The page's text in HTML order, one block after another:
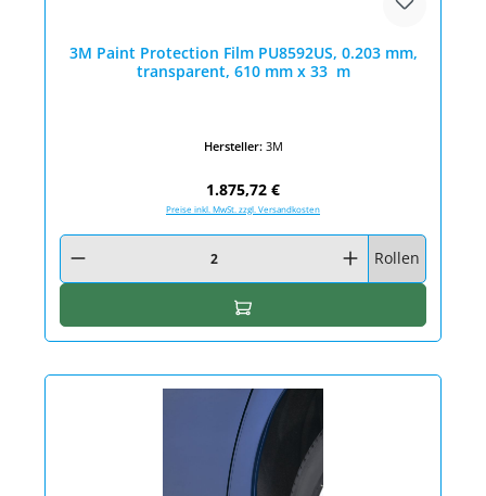
3M Paint Protection Film PU8592US, 0.203 mm,
transparent, 610 mm x 33 m
Hersteller: 3M
Regulärer Preis:
1.875,72 €
Preise inkl. MwSt. zzgl. Versandkosten
Produkt Anzahl: Gib den gewünschten Wert ein oder benutze die
Rollen
In den Warenkorb